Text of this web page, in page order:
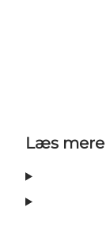
Læs mere